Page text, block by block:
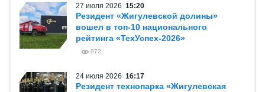
27 июля 2026 15:20
Резидент «Жигулевской долины»
вошел в топ-10 национального
рейтинга «ТехУспех-2026»
972
24 июля 2026 16:17
Резидент технопарка «Жигулевская